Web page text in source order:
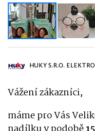
HUKY S.R.O. ELEKTRO
Vážení zákazníci,
máme pro Vás